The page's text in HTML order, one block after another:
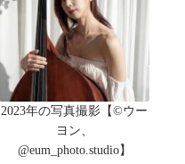
2023年の写真撮影【©ウー
ヨン、
@eum_photo.studio】